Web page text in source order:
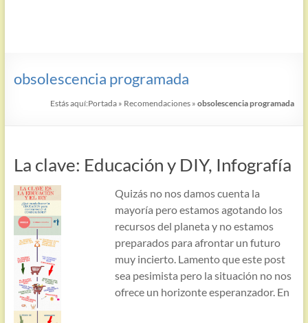
obsolescencia programada
Estás aquí:Portada » Recomendaciones »obsolescencia programada
La clave: Educación y DIY, Infografía
Quizás no nos damos cuenta la
mayoría pero estamos agotando los
recursos del planeta y no estamos
preparados para afrontar un futuro
muy incierto. Lamento que este post
sea pesimista pero la situación no nos
ofrece un horizonte esperanzador. En